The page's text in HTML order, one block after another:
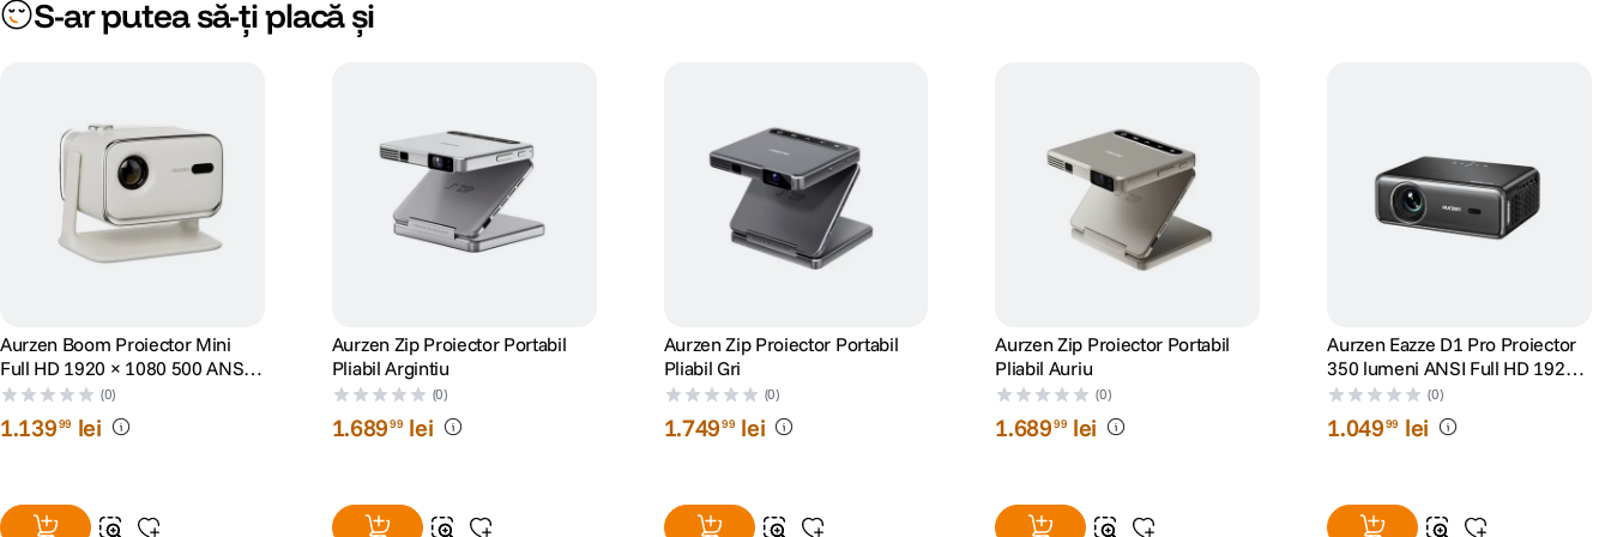
S-ar putea să-ți placă și
Aurzen Boom Proiector Mini
Full HD 1920 × 1080 500 ANSI
lumeni
(0)
1.13999 lei
Aurzen Zip Proiector Portabil
Pliabil Argintiu
(0)
1.68999 lei
Aurzen Zip Proiector Portabil
Pliabil Gri
(0)
1.74999 lei
Aurzen Zip Proiector Portabil
Pliabil Auriu
(0)
1.68999 lei
Aurzen Eazze D1 Pro Proiector
350 lumeni ANSI Full HD 1920 ×
1080 Negru (0)
1.04999 lei